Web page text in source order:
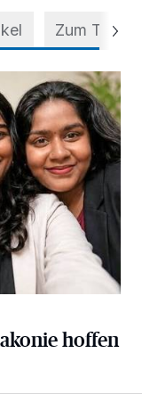
Zum Thema
auf Hilfe
hoffen